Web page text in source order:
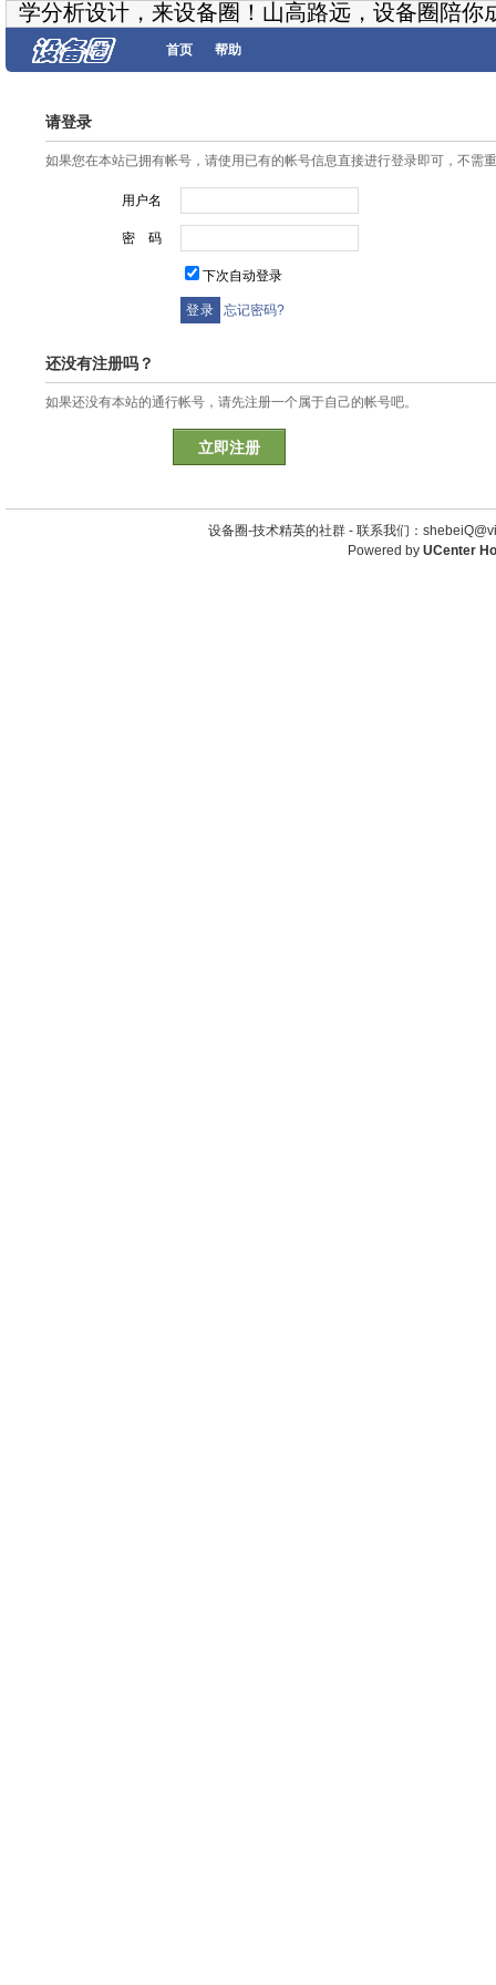
学分析设计，来设备圈！山高路远，设备圈陪你
首页 帮助
请登录
如果您在本站已拥有帐号，请使用已有的帐号信息直接进行登录即可，不需
用户名
密 码
下次自动登录
忘记密码?
还没有注册吗？
如果还没有本站的通行帐号，请先注册一个属于自己的帐号吧。
立即注册
设备圈-技术精英的社群 - 联系我们：
Powered by UCenter